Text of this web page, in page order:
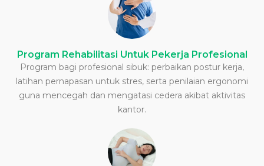
Program Rehabilitasi Untuk Pekerja Profesional
Program bagi profesional sibuk: perbaikan postur kerja,
latihan pernapasan untuk stres, serta penilaian ergonomi
guna mencegah dan mengatasi cedera akibat aktivitas
kantor.